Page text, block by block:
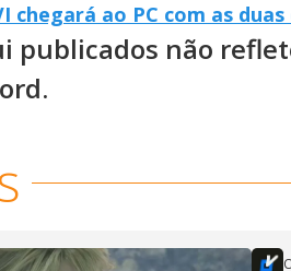
chegará ao PC com as
publicados não